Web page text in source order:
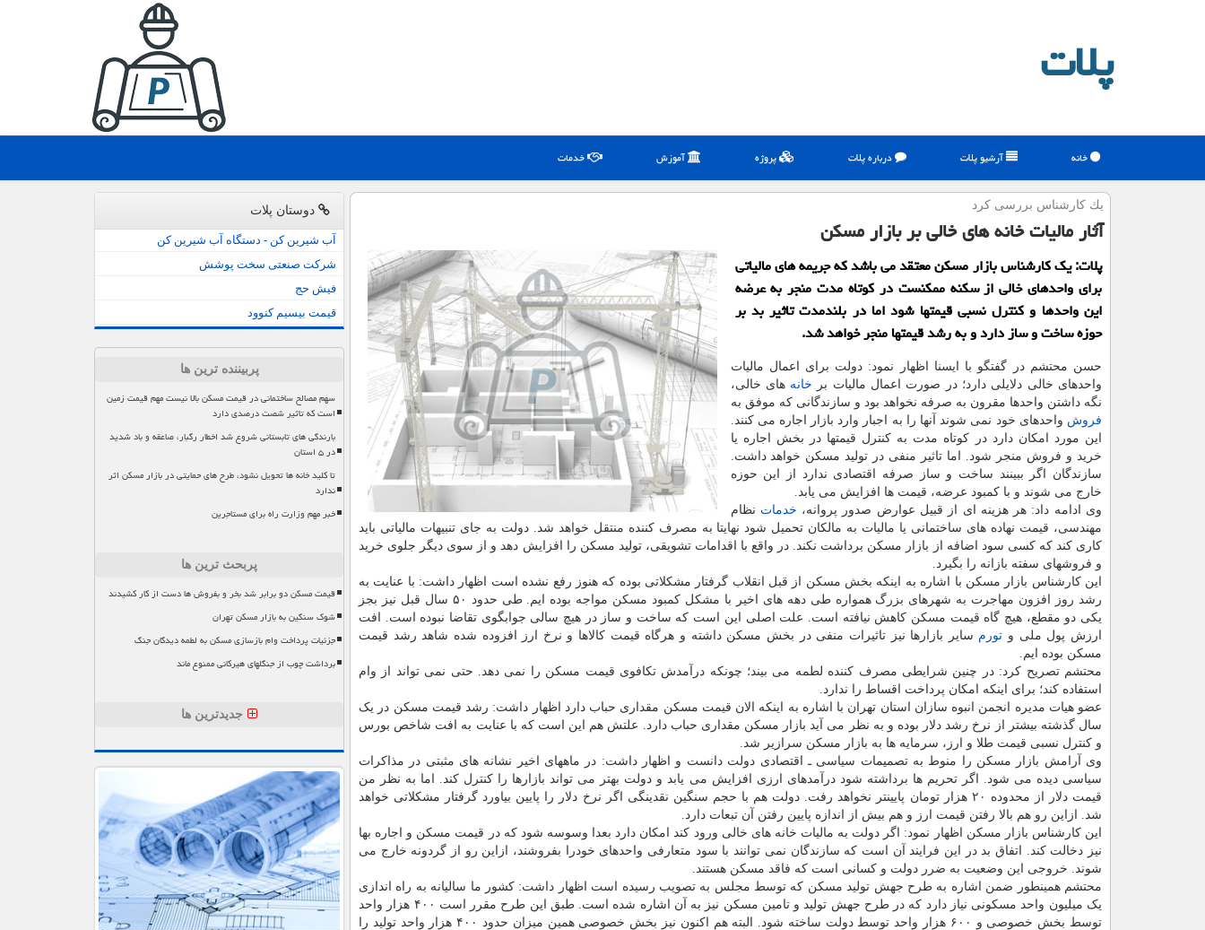
پلات
خانه آرشیو پلات درباره پلات پروژه آموزش خدمات
یك كارشناس بررسی كرد
آثار مالیات خانه های خالی بر بازار مسكن
پلات: یک کارشناس بازار مسکن معتقد می باشد که جریمه های مالیاتی
برای واحدهای خالی از سکنه ممکنست در کوتاه مدت منجر به عرضه
این واحدها و کنترل نسبی قیمتها شود اما در بلندمدت تاثیر بد بر
حوزه ساخت و ساز دارد و به رشد قیمتها منجر خواهد شد.
حسن محتشم در گفتگو با ایسنا اظهار نمود: دولت برای اعمال مالیات
واحدهای خالی دلایلی دارد؛ در صورت اعمال مالیات بر خانه های خالی،
نگه داشتن واحدها مقرون به صرفه نخواهد بود و سازندگانی که موفق به
فروش واحدهای خود نمی شوند آنها را به اجبار وارد بازار اجاره می کنند.
این مورد امکان دارد در کوتاه مدت به کنترل قیمتها در بخش اجاره یا
خرید و فروش منجر شود. اما تاثیر منفی در تولید مسکن خواهد داشت.
سازندگان اگر ببینند ساخت و ساز صرفه اقتصادی ندارد از این حوزه
خارج می شوند و با کمبود عرضه، قیمت ها افزایش می یابد.
وی ادامه داد: هر هزینه ای از قبیل عوارض صدور پروانه، خدمات نظام
مهندسی، قیمت نهاده های ساختمانی یا مالیات به مالکان تحمیل شود نهایتا به مصرف کننده منتقل خواهد شد. دولت به جای تنبیهات مالیاتی باید
کاری کند که کسی سود اضافه از بازار مسکن برداشت نکند. در واقع با اقدامات تشویقی، تولید مسکن را افزایش دهد و از سوی دیگر جلوی خرید
و فروشهای سفته بازانه را بگیرد.
این کارشناس بازار مسکن با اشاره به اینکه بخش مسکن از قبل انقلاب گرفتار مشکلاتی بوده که هنوز رفع نشده است اظهار داشت: با عنایت به
رشد روز افزون مهاجرت به شهرهای بزرگ همواره طی دهه های اخیر با مشکل کمبود مسکن مواجه بوده ایم. طی حدود ۵۰ سال قبل نیز بجز
یکی دو مقطع، هیچ گاه قیمت مسکن کاهش نیافته است. علت اصلی این است که ساخت و ساز در هیچ سالی جوابگوی تقاضا نبوده است. افت
ارزش پول ملی و تورم سایر بازارها نیز تاثیرات منفی در بخش مسکن داشته و هرگاه قیمت کالاها و نرخ ارز افزوده شده شاهد رشد قیمت
مسکن بوده ایم.
محتشم تصریح کرد: در چنین شرایطی مصرف کننده لطمه می بیند؛ چونکه درآمدش تکافوی قیمت مسکن را نمی دهد. حتی نمی تواند از وام
استفاده کند؛ برای اینکه امکان پرداخت اقساط را ندارد.
عضو هیات مدیره انجمن انبوه سازان استان تهران با اشاره به اینکه الان قیمت مسکن مقداری حباب دارد اظهار داشت: رشد قیمت مسکن در یک
سال گذشته بیشتر از نرخ رشد دلار بوده و به نظر می آید بازار مسکن مقداری حباب دارد. علتش هم این است که با عنایت به افت شاخص بورس
و کنترل نسبی قیمت طلا و ارز، سرمایه ها به بازار مسکن سرازیر شد.
وی آرامش بازار مسکن را منوط به تصمیمات سیاسی ـ اقتصادی دولت دانست و اظهار داشت: در ماههای اخیر نشانه های مثبتی در مذاکرات
سیاسی دیده می شود. اگر تحریم ها برداشته شود درآمدهای ارزی افزایش می یابد و دولت بهتر می تواند بازارها را کنترل کند. اما به نظر من
قیمت دلار از محدوده ۲۰ هزار تومان پایینتر نخواهد رفت. دولت هم با حجم سنگین نقدینگی اگر نرخ دلار را پایین بیاورد گرفتار مشکلاتی خواهد
شد. ازاین رو هم بالا رفتن قیمت ارز و هم بیش از اندازه پایین رفتن آن تبعات دارد.
این کارشناس بازار مسکن اظهار نمود: اگر دولت به مالیات خانه های خالی ورود کند امکان دارد بعدا وسوسه شود که در قیمت مسکن و اجاره بها
نیز دخالت کند. اتفاق بد در این فرایند آن است که سازندگان نمی توانند با سود متعارفی واحدهای خودرا بفروشند، ازاین رو از گردونه خارج می
شوند. خروجی این وضعیت به ضرر دولت و کسانی است که فاقد مسکن هستند.
محتشم همینطور ضمن اشاره به طرح جهش تولید مسکن که توسط مجلس به تصویب رسیده است اظهار داشت: کشور ما سالیانه به راه اندازی
یک میلیون واحد مسکونی نیاز دارد که در طرح جهش تولید و تامین مسکن نیز به آن اشاره شده است. طبق این طرح مقرر است ۴۰۰ هزار واحد
توسط بخش خصوصی و ۶۰۰ هزار واحد توسط دولت ساخته شود. البته هم اکنون نیز بخش خصوصی همین میزان حدود ۴۰۰ هزار واحد تولید را
دوستان پلات
آب شیرین کن - دستگاه آب شیرین کن
شرکت صنعتی سخت پوشش
فیش حج
قیمت بیسیم کنوود
پربیننده ترین ها
سهم مصالح ساختمانی در قیمت مسکن بالا نیست مهم قیمت زمین
است که تاثیر شصت درصدی دارد
بارندگی های تابستانی شروع شد اخطار رگبار، صاعقه و باد شدید
در ۵ استان
تا کلید خانه ها تحویل نشود، طرح های حمایتی در بازار مسکن اثر
ندارد
خبر مهم وزارت راه برای مستاجرین
پربحث ترین ها
قیمت مسکن دو برابر شد بخر و بفروش ها دست از کار کشیدند
شوک سنگین به بازار مسکن تهران
جزئیات پرداخت وام بازسازی مسکن به لطمه دیدگان جنگ
برداشت چوب از جنگلهای هیرکانی ممنوع ماند
جدیدترین ها